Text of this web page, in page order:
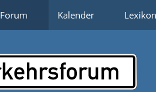
Forum Kalender Lexikon